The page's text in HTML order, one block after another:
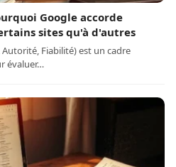
Google accorde
sites qu'à d'autres
Autorité, Fiabilité) est un cadre
évaluer…